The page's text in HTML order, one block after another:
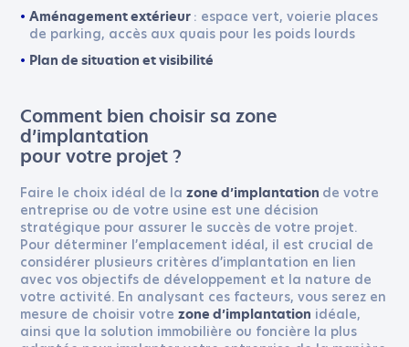
*Champs obligatoires
Aménagement extérieur : espace vert, voierie places
de parking, accès aux quais pour les poids lourds
Plan de situation et visibilité
Comment bien choisir sa zone
d’implantation
pour votre projet ?
Faire le choix idéal de la zone d’implantation de votre
entreprise ou de votre usine est une décision
stratégique pour assurer le succès de votre projet.
Pour déterminer l’emplacement idéal, il est crucial de
considérer plusieurs critères d’implantation en lien
avec vos objectifs de développement et la nature de
votre activité. En analysant ces facteurs, vous serez en
mesure de choisir votre zone d’implantation idéale,
ainsi que la solution immobilière ou foncière la plus